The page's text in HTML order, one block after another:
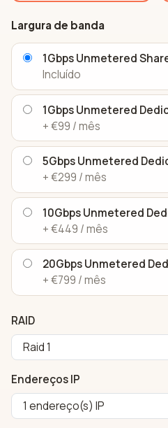
Largura de banda
1Gbps Unmetered
Incluído
1Gbps Unmetered
+ €99 / mês
5Gbps Unmetered
+ €299 / mês
10Gbps Unmetered
+ €449 / mês
20Gbps Unmetered
+ €799 / mês
RAID
Endereços IP